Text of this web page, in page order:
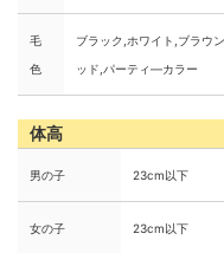
毛
色
ブラック,ホワイト,ブラウ
ッド,パーティ―カラー
体高
男の子 23cm以下
女の子 23cm以下